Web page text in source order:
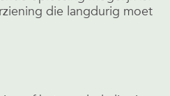
die langdurig moet